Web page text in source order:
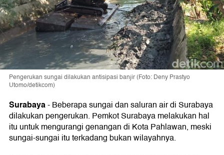
Pengerukan sungai dilakukan antisipasi banjir (Foto: Deny Prastyo
Utomo/detikcom)
Surabaya- Beberapa sungai dan saluran air di Surabaya
dilakukan pengerukan. Pemkot Surabaya melakukan hal
itu untuk mengurangi genangan di Kota Pahlawan, meski
sungai-sungai itu terkadang bukan wilayahnya.